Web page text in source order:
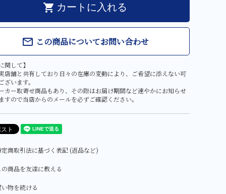
shopping_cart カートに入れる
mail_outline この商品についてお問い合わせ
関して】
店舗と共有しており日々の在庫の変動により、ご希望に添えない可
ざいます。
カー取寄せ商品もあり、その際はお届け期間など速やかにお知らせ
すので当店からのメールを必ずご確認ください。
定商取引法に基づく表記 (返品など)
の商品を友達に教える
い物を続ける